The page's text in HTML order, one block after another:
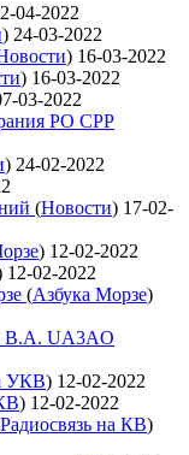
04-2022
) 24-03-2022
) 16-03-2022
) 16-03-2022
03-2022
РО СРР
) 24-02-2022
(Новости) 17-02-
) 12-02-2022
12-02-2022
(Азбука Морзе)
В.А. UA3AO
УКВ) 12-02-2022
) 12-02-2022
Радиосвязь на КВ)